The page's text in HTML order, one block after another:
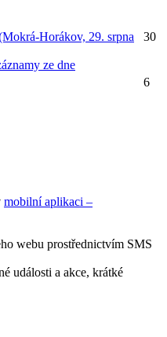
Horákov, 29. srpna
ze dne
30
6
mobilní aplikaci –
webu prostřednictvím SMS
události a akce, krátké